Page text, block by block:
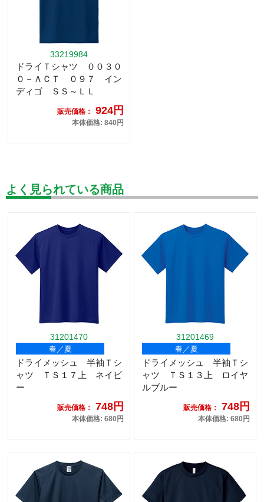
33219984
ドライＴシャツ ００３０
０－ＡＣＴ ０９７ イン
ディゴ ＳＳ～ＬＬ
販売価格： 924円
本体価格: 840円
よく見られている商品
31201470
春／夏
ドライメッシュ 半袖Ｔシ
ャツ ＴＳ１７上 ネイビ
ー
販売価格： 748円
本体価格: 680円
31201469
春／夏
ドライメッシュ 半袖Ｔシ
ャツ ＴＳ１３上 ロイヤ
ルブルー
販売価格： 748円
本体価格: 680円